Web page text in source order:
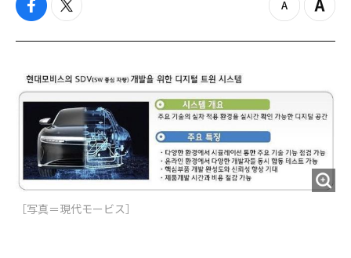
f
c
b
o
o
t
i
t
e
r
z
o
Z
o
［写真＝現代モービス］